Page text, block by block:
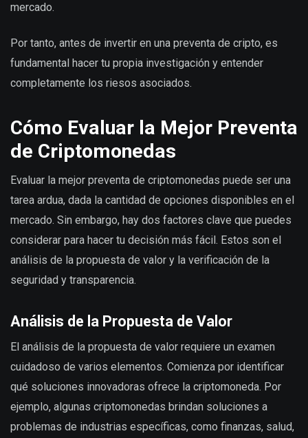
mercado.
Por tanto, antes de invertir en una preventa de cripto, es
fundamental hacer tu propia investigación y entender
completamente los riesos asociados.
Cómo Evaluar la Mejor Preventa
de Criptomonedas
Evaluar la mejor preventa de criptomonedas puede ser una
tarea ardua, dada la cantidad de opciones disponibles en el
mercado. Sin embargo, hay dos factores clave que puedes
considerar para hacer tu decisión más fácil. Estos son el
análisis de la propuesta de valor y la verificación de la
seguridad y transparencia.
Análisis de la Propuesta de Valor
El análisis de la propuesta de valor requiere un examen
cuidadoso de varios elementos. Comienza por identificar
qué soluciones innovadoras ofrece la criptomoneda. Por
ejemplo, algunas criptomonedas brindan soluciones a
problemas de industrias específicas, como finanzas, salud,